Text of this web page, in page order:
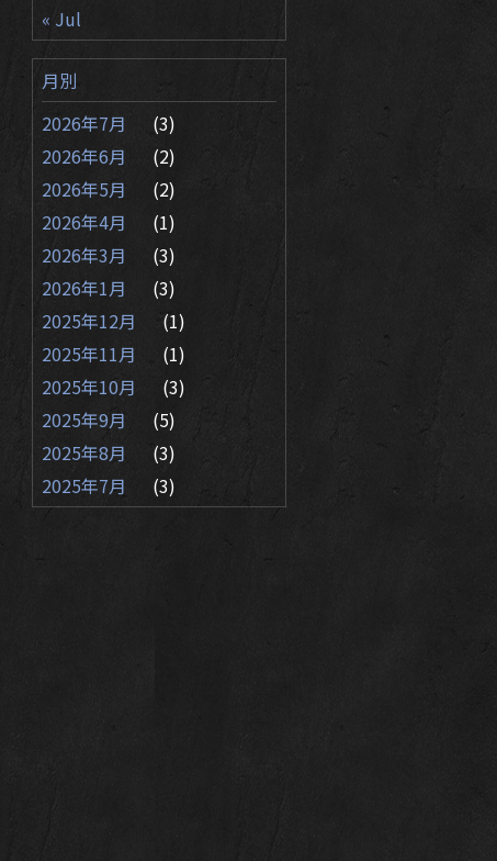
« Jul
月別
2026年7月
(3)
2026年6月
(2)
2026年5月
(2)
2026年4月
(1)
2026年3月
(3)
2026年1月
(3)
2025年12月
(1)
2025年11月
(1)
2025年10月
(3)
2025年9月
(5)
2025年8月
(3)
2025年7月
(3)